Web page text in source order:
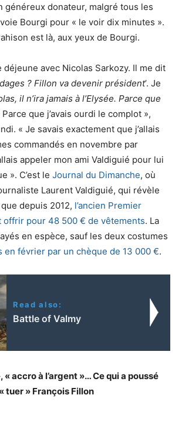
généreux donateur, malgré tous les
Bourgi pour « le voir dix minutes ».
est là, aux yeux de Bourgi.
déjeune avec Nicolas Sarkozy. Il me dit
? Fillon va devenir président’. Je
il n’ira jamais à l’Elysée. Parce que
Parce que j’avais ourdi le complot »,
« Je savais exactement que j’allais
commandés en novembre par
appeler mon ami Valdiguié pour lui
». C’est le Journal du Dimanche, où
Laurent Valdiguié, qui révèle
depuis 2012, l’ancien Premier
offrir pour 48 500 € de vêtements. La
en espèce, sauf les deux costumes
en février par un chèque de 13 000 €.
Read also:
Battle of Valmy
« accro à l’argent »… Ce qui a poussé
tuer » François Fillon